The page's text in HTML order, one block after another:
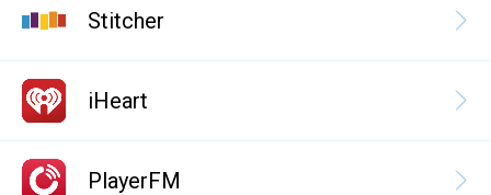
Stitcher
iHeart
PlayerFM